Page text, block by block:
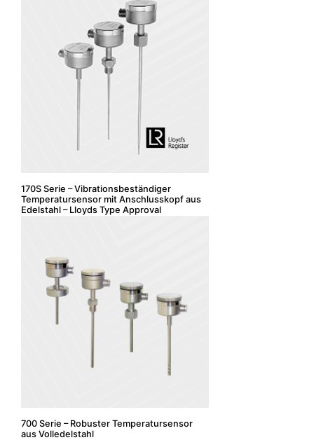
170S Serie – Vibrationsbeständiger
Temperatursensor mit Anschlusskopf aus
Edelstahl – Lloyds Type Approval
700 Serie – Robuster Temperatursensor
aus Volledelstahl